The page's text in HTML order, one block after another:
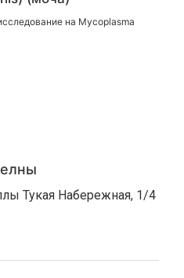
на Mycoplasma
Тукая Набережная, 1/4